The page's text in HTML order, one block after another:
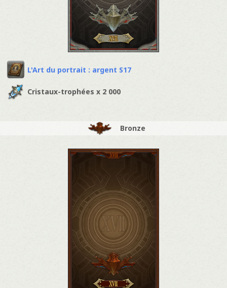
L'Art du portrait : argent S17
Cristaux-trophées x 2 000
Bronze